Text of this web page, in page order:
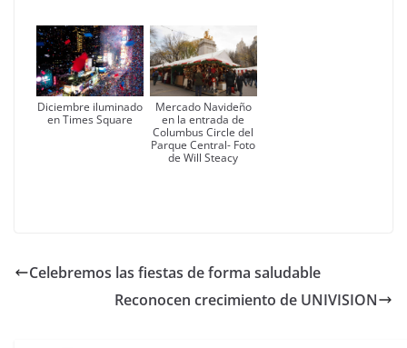
Diciembre iluminado
en Times Square
Mercado Navideño
en la entrada de
Columbus Circle del
Parque Central- Foto
de Will Steacy
Celebremos las fiestas de forma saludable
Reconocen crecimiento de UNIVISION